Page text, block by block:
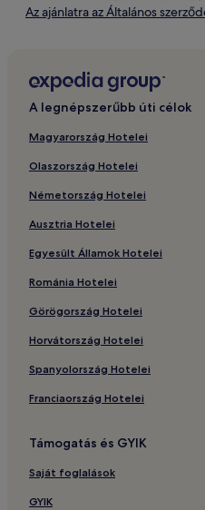
Az ajánlatra az Általános
A legnépszerűbb úti célok
Magyarország Hotelei
Olaszország Hotelei
Németország Hotelei
Ausztria Hotelei
Egyesült Államok Hotelei
Románia Hotelei
Görögország Hotelei
Horvátország Hotelei
Spanyolország Hotelei
Franciaország Hotelei
Támogatás és GYIK
Saját foglalások
GYIK